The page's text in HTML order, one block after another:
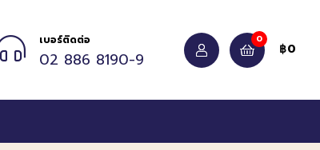
เบอร์ติดต่อ
02 886 8190-9
0
฿0